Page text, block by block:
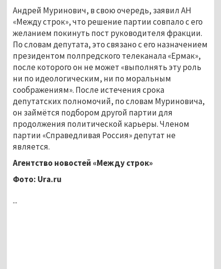
Андрей Муринович, в свою очередь, заявил АН
«Между строк», что решение партии совпало с его
желанием покинуть пост руководителя фракции.
По словам депутата, это связано с его назначением
президентом полпредского телеканала «Ермак»,
после которого он не может «выполнять эту роль
ни по идеологическим, ни по моральным
соображениям». После истечения срока
депутатских полномочий, по словам Муриновича,
он займётся подбором другой партии для
продолжения политической карьеры. Членом
партии «Справедливая Россия» депутат не
является.
Агентство новостей «Между строк»
Фото: Ura.ru
...